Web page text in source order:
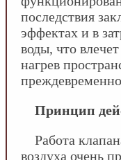
последствия
эффектах и в
воды, что
нагрев
Принцип
Работа
воздуха очень